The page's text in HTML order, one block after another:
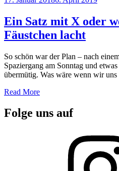
Ein Satz mit X oder
Fäustchen lacht
So schön war der Plan – nach
Spaziergang am Sonntag und
übermütig. Was wäre wenn wir
Read More
Folge uns auf